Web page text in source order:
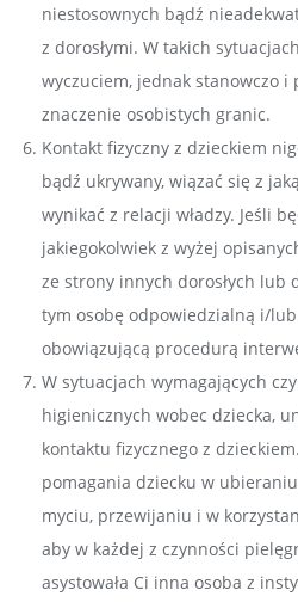
niestosownych bądź
z dorosłymi. W takich
wyczuciem, jednak stanowczo i
znaczenie osobistych granic.
Kontakt fizyczny z dzieckiem
bądź ukrywany, wiązać się z
wynikać z relacji władzy. Jeśli
jakiegokolwiek z wyżej
ze strony innych dorosłych lub
tym osobę odpowiedzialną i/
obowiązującą procedurą
W sytuacjach wymagających
higienicznych wobec dziecka,
kontaktu fizycznego z
pomagania dziecku w
myciu, przewijaniu i w
aby w każdej z czynności
asystowała Ci inna osoba z